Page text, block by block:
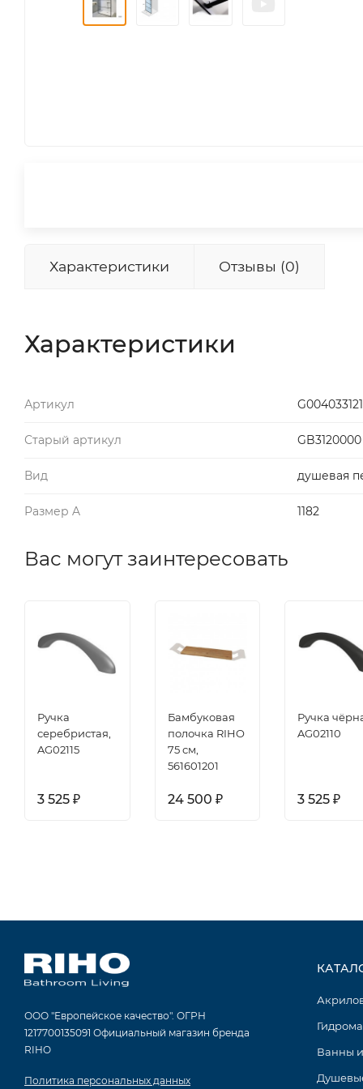
Характеристики Отзывы (0)
Характеристики
Артикул G004033121
Старый артикул GB3120000
Вид душевая
Размер A 1182
Вас могут заинтересовать
Ручка
серебристая,
AG02115
3 525 ₽
Бамбуковая
полочка RIHO
75 см,
561601201
24 500 ₽
Ручка
AG02110
3 525₽
ООО "Европейское качество". ОГРН
1217700135091 Официальный магазин бренда
RIHO
Политика персональных данных
Ванны